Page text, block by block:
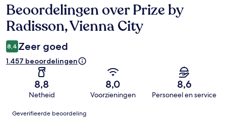
Beoordelingen
Beoordelingen over Prize by
Radisson, Vienna City
8,4 Zeer goed
1.457 beoordelingen
8,8
Netheid
8,0
Voorzieningen
8,6
Personeel en service
Beoordelingen
Geverifieerde beoordeling